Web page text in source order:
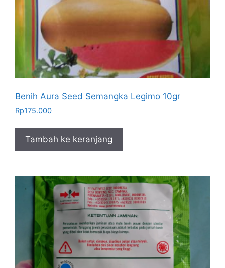
Benih Aura Seed Semangka Legimo 10gr
Rp175.000
Tambah ke keranjang